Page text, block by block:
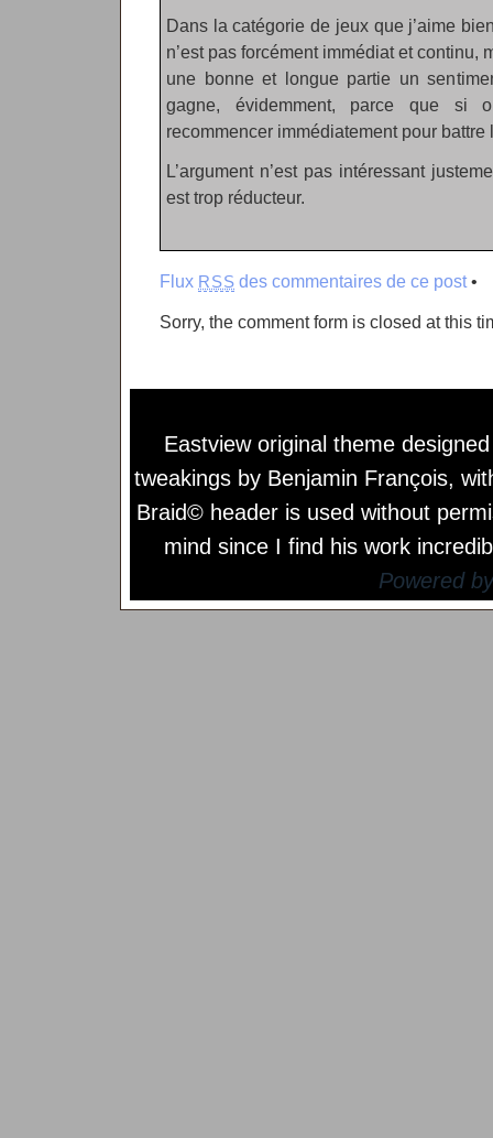
Dans la catégorie de jeux que j’aime
n’est pas forcément immédiat et continu,
une bonne et longue partie un
gagne, évidemment, parce que si
recommencer immédiatement pour battre
L’argument n’est pas intéressant
est trop réducteur.
Flux RSS des commentaires de ce post•
Sorry, the comment form is closed at this
Eastview original theme
tweakings by Benjamin François,
Braid© header is used without
mind since I find his work
Powered